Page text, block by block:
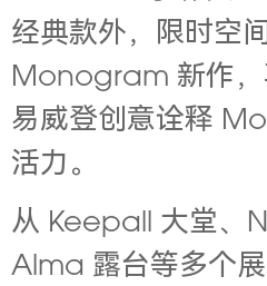
经典款外，限时空
Monogram 新作，
易威登创意诠释
活力。
从 Keepall 大堂、
Alma 露台等多个